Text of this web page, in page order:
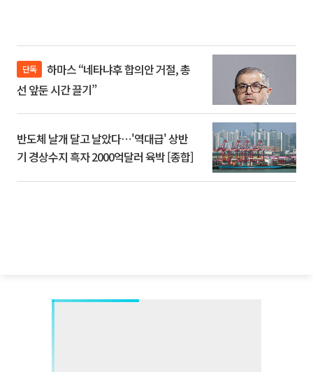
단독
선 앞둔 시간 끌기”
반도체 날개 달고 날았다⋯'역대급' 상반
기 경상수지 흑자 2000억달러 육박 [종합]